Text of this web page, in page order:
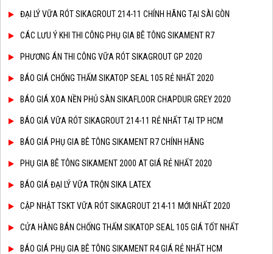
ĐẠI LÝ VỮA RÓT SIKAGROUT 214-11 CHÍNH HÃNG TẠI SÀI GÒN
CÁC LƯU Ý KHI THI CÔNG PHỤ GIA BÊ TÔNG SIKAMENT R7
PHƯƠNG ÁN THI CÔNG VỮA RÓT SIKAGROUT GP 2020
BÁO GIÁ CHỐNG THẤM SIKATOP SEAL 105 RẺ NHẤT 2020
BÁO GIÁ XOA NỀN PHỦ SÀN SIKAFLOOR CHAPDUR GREY 2020
BÁO GIÁ VỮA RÓT SIKAGROUT 214-11 RẺ NHẤT TẠI TP HCM
BÁO GIÁ PHỤ GIA BÊ TÔNG SIKAMENT R7 CHÍNH HÃNG
PHỤ GIA BÊ TÔNG SIKAMENT 2000 AT GIÁ RẺ NHẤT 2020
BÁO GIÁ ĐẠI LÝ VỮA TRỘN SIKA LATEX
CẬP NHẬT TSKT VỮA RÓT SIKAGROUT 214-11 MỚI NHẤT 2020
CỬA HÀNG BÁN CHỐNG THẤM SIKATOP SEAL 105 GIÁ TỐT NHẤT
BÁO GIÁ PHỤ GIA BÊ TÔNG SIKAMENT R4 GIÁ RẺ NHẤT HCM